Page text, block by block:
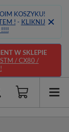
KOSZYKU!
! - KLIKNIJ
!!!!
W SKLEPIE
/ CX80 /